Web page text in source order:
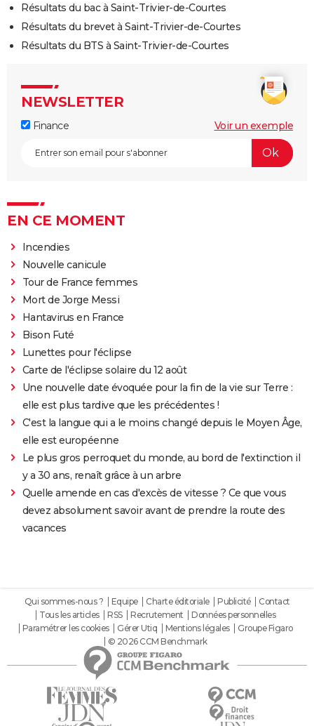
Résultats du bac à Saint-Trivier-de-Courtes
Résultats du brevet à Saint-Trivier-de-Courtes
Résultats du BTS à Saint-Trivier-de-Courtes
NEWSLETTER
Finance Voir un exemple
EN CE MOMENT
Incendies
Nouvelle canicule
Tour de France femmes
Mort de Jorge Messi
Hantavirus en France
Bison Futé
Lunettes pour l'éclipse
Carte de l'éclipse solaire du 12 août
Une nouvelle date évoquée pour la fin de la vie sur Terre :
elle est plus tardive que les précédentes !
C'est la langue qui a le moins changé depuis le Moyen Âge,
elle est européenne
Le plus gros perroquet du monde, au bord de l'extinction il
y a 30 ans, renaît grâce à un arbre
Quelle amende en cas d'excès de vitesse ? Ce que vous
devez absolument savoir avant de prendre la route des
vacances
Qui sommes-nous ? Equipe Charte éditoriale Publicité
Contact
Tous les articles
RSS Recrutement
Données personnelles
Paramétrer les cookies
Gérer Utiq Mentions légales
Groupe Figaro
© 2026 CCM Benchmark